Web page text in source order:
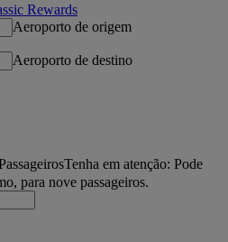
Rewards
Aeroporto de origem
Aeroporto de destino
Tenha em atenção: Pode
para nove passageiros.